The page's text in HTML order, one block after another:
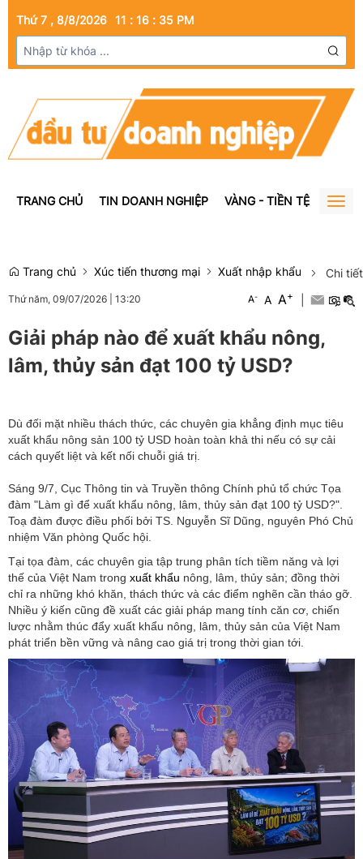
Thứ 7 , 8/8/2026 11 : 16 : 36 PM
TRANG CHỦ TIN DOANH NGHIỆP VÀNG - TIỀN TỆ BẤT
Trang chủ Xúc tiến thương mại Xuất nhập khẩu Chi
Thứ năm, 09/07/2026 13:20 A- A A+
Giải pháp nào để xuất khẩu nông,
lâm, thủy sản đạt 100 tỷ USD?
Dù đối mặt nhiều thách thức, các chuyên gia khẳng định mục tiêu
xuất khẩu nông sản 100 tỷ USD hoàn toàn khả thi nếu có sự cải
cách quyết liệt và kết nối chuỗi giá trị.
Sáng 9/7, Cục Thông tin và Truyền thông Chính phủ tổ chức Tọa
đàm "Làm gì để xuất khẩu nông, lâm, thủy sản đạt 100 tỷ USD?".
Toạ đàm được điều phối bởi TS. Nguyễn Sĩ Dũng, nguyên Phó Chủ
nhiệm Văn phòng Quốc hội.
Tại tọa đàm, các chuyên gia tập trung phân tích tiềm năng và lợi
thế của Việt Nam trong xuất khẩu nông, lâm, thủy sản; đồng thời
chỉ ra những khó khăn, thách thức và các điểm nghẽn cần tháo gỡ.
Nhiều ý kiến cũng đề xuất các giải pháp mang tính căn cơ, chiến
lược nhằm thúc đẩy xuất khẩu nông, lâm, thủy sản của Việt Nam
phát triển bền vững và nâng cao giá trị trong thời gian tới.